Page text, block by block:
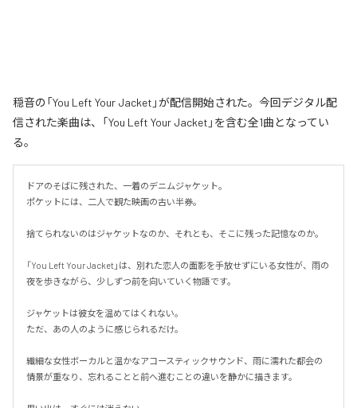
穏音の「You Left Your Jacket」が配信開始された。今回デジタル配
信された楽曲は、「You Left Your Jacket」を含む全1曲となってい
る。
ドアのそばに残された、一着のデニムジャケット。
ポケットには、二人で観た映画の古い半券。
捨てられないのはジャケットなのか、それとも、そこに残った記憶なのか。
「You Left Your Jacket」は、別れた恋人の面影を手放せずにいる女性が、雨の
夜を歩きながら、少しずつ前を向いていく物語です。
ジャケットは彼女を温めてはくれない。
ただ、あの人のように感じられるだけ。
繊細な女性ボーカルと温かなアコースティックサウンド、雨に濡れた都会の
情景が重なり、忘れることと前へ進むことの違いを静かに描きます。